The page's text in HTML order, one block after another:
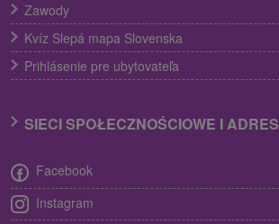
Zawody
Kvíz Slepá mapa Slovenska
Prihlásenie pre ubytovateľa
SIECI SPOŁECZNOŚCIOWE I ADRES
Facebook
Instagram